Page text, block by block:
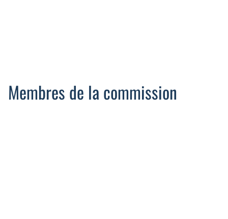
Membres de la commission